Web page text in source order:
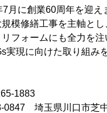
月に創業60周年を迎え
模修繕工事を主軸とし
フォームにも全力を注
実現に向けた取り組み
1883
0847 埼玉県川口市芝